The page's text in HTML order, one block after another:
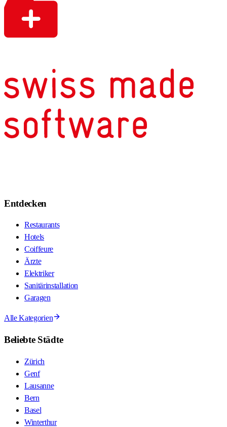
Entdecken
Restaurants
Hotels
Coiffeure
Ärzte
Elektriker
Sanitärinstallation
Garagen
Alle Kategorien
Beliebte Städte
Zürich
Genf
Lausanne
Bern
Basel
Winterthur